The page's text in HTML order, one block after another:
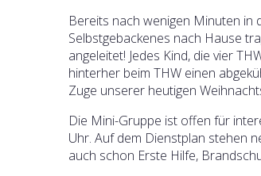
Bereits nach wenigen Minuten
Selbstgebackenes nach Hause
angeleitet! Jedes Kind, die vier
hinterher beim THW einen
Zuge unserer heutigen
Die Mini-Gruppe ist offen für
Uhr. Auf dem Dienstplan stehen
auch schon Erste Hilfe,